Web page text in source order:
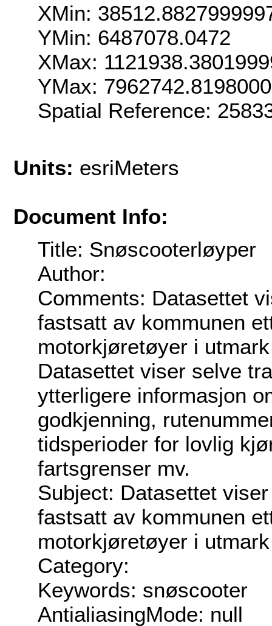
XMin:
YMin: 6487078.0472
XMax:
YMax:
Spatial Reference:
Units: esriMeters
Document Info:
Title: Snøscooterløyper
Author:
Comments: Datasettet
fastsatt av kommunen
motorkjøretøyer i
Datasettet viser selve
ytterligere informasjon
godkjenning,
tidsperioder for lovlig
fartsgrenser mv.
Subject: Datasettet
fastsatt av kommunen
motorkjøretøyer i
Category:
Keywords: snøscooter
AntialiasingMode: null